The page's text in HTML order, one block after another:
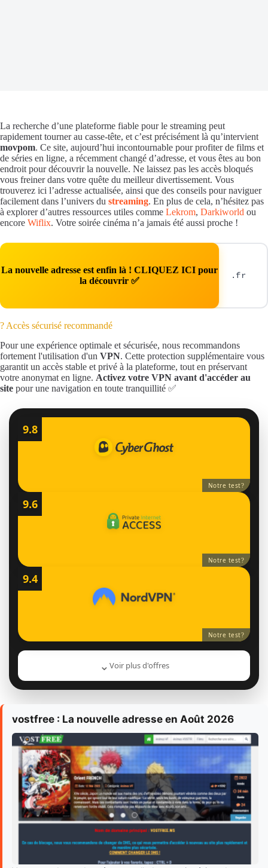
La recherche d’une plateforme fiable pour le streaming peut
rapidement tourner au casse-tête, et c’est précisément là qu’intervient
movpom. Ce site, aujourd’hui incontournable pour profiter de films et
de séries en ligne, a récemment changé d’adresse, et vous êtes au bon
endroit pour découvrir la nouvelle. Ne laissez pas les accès bloqués
vous freiner dans votre quête du meilleur divertissement. Vous
trouverez ici l’adresse actualisée, ainsi que des conseils pour naviguer
facilement dans l’univers du streaming. En plus de cela, n’hésitez pas
à explorer d’autres ressources utiles comme Lekrom, Darkiworld ou
encore Wiflix. Votre soirée cinéma n’a jamais été aussi proche !
La nouvelle adresse est enfin là ! CLIQUEZ ICI pour
la découvrir ✅
.fr
? Accès sécurisé recommandé
Pour une expérience optimale et sécurisée, nous recommandons
fortement l'utilisation d'un VPN. Cette protection supplémentaire vous
garantit un accès stable et privé à la plateforme, tout en préservant
votre anonymat en ligne. Activez votre VPN avant d'accéder au
site pour une navigation en toute tranquillité ✅
9.8
Notre test?
9.6
Notre test?
9.4
Notre test?
⌄ Voir plus d'offres
vostfree : La nouvelle adresse en Août 2026